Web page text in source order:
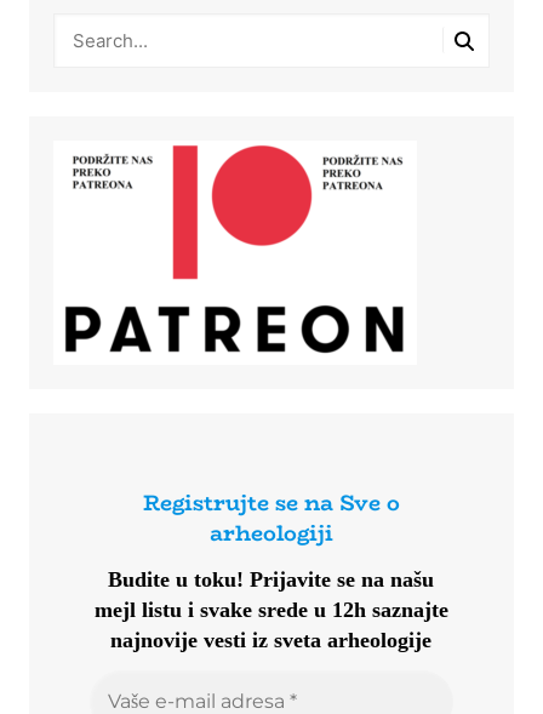
Registrujte se na Sve o
arheologiji
Budite u toku!Prijavite se na našu
mejl listu i svake srede u 12h saznajte
najnovije vesti iz sveta arheologije